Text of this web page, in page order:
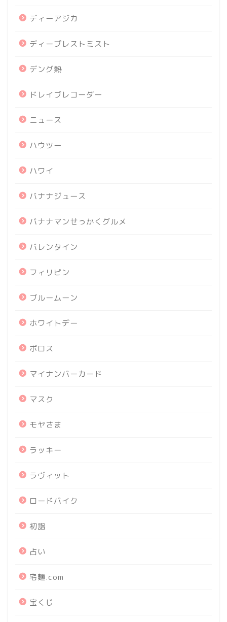
ディーアジカ
ディープレストミスト
デング熱
ドレイブレコーダー
ニュース
ハウツー
ハワイ
バナナジュース
バナナマンせっかくグルメ
バレンタイン
フィリピン
ブルームーン
ホワイトデー
ポロス
マイナンバーカード
マスク
モヤさま
ラッキー
ラヴィット
ロードバイク
初詣
占い
宅麺.com
宝くじ